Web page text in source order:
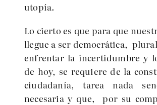
utopía.
Lo cierto es que para que
llegue a ser democrática,
enfrentar la incertidumbre y
de hoy, se requiere de la
ciudadanía, tarea nada
necesaria y que, por su